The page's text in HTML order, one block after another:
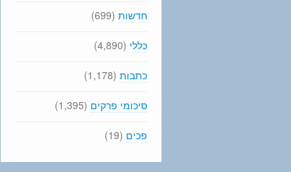
חדשות (699)
כללי (4,890)
כתבות (1,178)
סיכומי פרקים (1,395)
פכים (19)